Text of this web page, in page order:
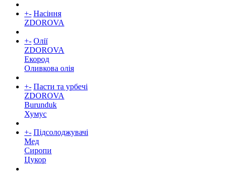
+- Насіння
ZDOROVA
+- Олії
ZDOROVA
Екород
Оливкова олія
+- Пасти та урбечі
ZDOROVA
Burunduk
Хумус
+- Підсолоджувачі
Мед
Сиропи
Цукор